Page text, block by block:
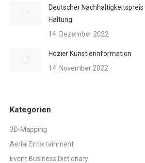
Deutscher
Haltung
14. Dezember 2022
Hozier Künstlerinformation
14. November 2022
Kategorien
3D-Mapping
Aerial Entertainment
Event Business Dictionary